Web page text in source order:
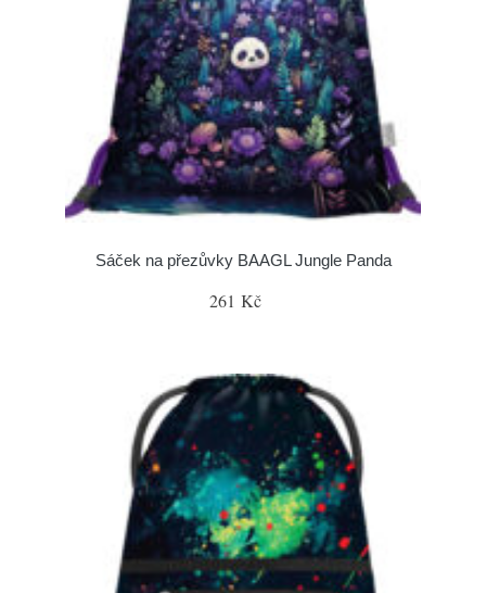
Sáček na přezůvky BAAGL Jungle Panda
261 Kč